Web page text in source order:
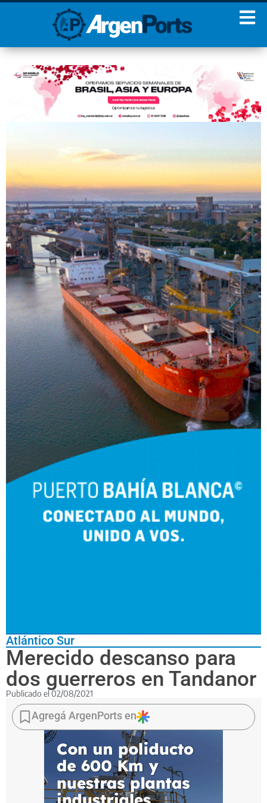
Atlántico Sur
Merecido descanso para
dos guerreros en Tandanor
Publicado el02/08/2021
buque
oceanográfico
Deseado
Agregá ArgenPorts en
¡Sumate a nuestro
Newsletter!
Nombre Apellidos
Estoy de acuerdo con las
condiciones y políticas de
privacidad.